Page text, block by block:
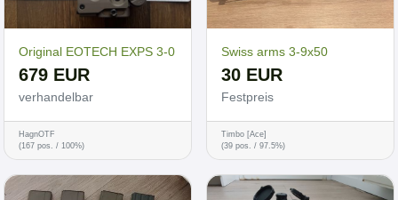
Original EOTECH EXPS 3-0
679 EUR
verhandelbar
HagnOTF
(167 pos. / 100%)
Swiss arms 3-9x50
30 EUR
Festpreis
Timbo [Ace]
(39 pos. / 97.5%)